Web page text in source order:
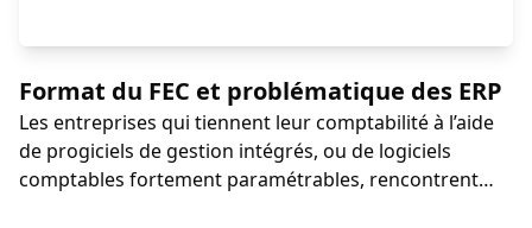
Format du FEC et problématique des ERP
Les entreprises qui tiennent leur comptabilité à l’aide
de progiciels de gestion intégrés, ou de logiciels
comptables fortement paramétrables, rencontrent